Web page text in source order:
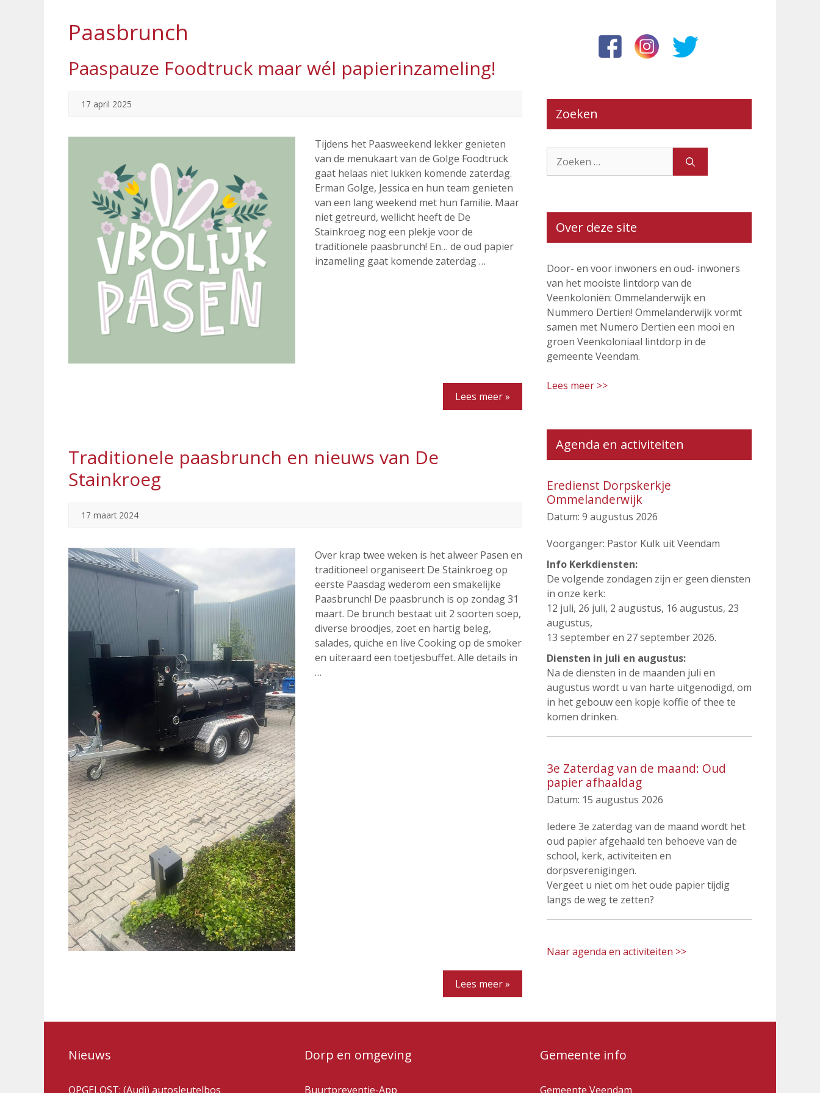
Paasbrunch
Paaspauze Foodtruck maar wél papierinzameling!
17 april 2025
Tijdens het Paasweekend lekker genieten
van de menukaart van de Golge Foodtruck
gaat helaas niet lukken komende zaterdag.
Erman Golge, Jessica en hun team genieten
van een lang weekend met hun familie. Maar
niet getreurd, wellicht heeft de De
Stainkroeg nog een plekje voor de
traditionele paasbrunch! En… de oud papier
inzameling gaat komende zaterdag …
Lees meer »
Traditionele paasbrunch en nieuws van De
Stainkroeg
17 maart 2024
Over krap twee weken is het alweer Pasen en
traditioneel organiseert De Stainkroeg op
eerste Paasdag wederom een smakelijke
Paasbrunch! De paasbrunch is op zondag 31
maart. De brunch bestaat uit 2 soorten soep,
diverse broodjes, zoet en hartig beleg,
salades, quiche en live Cooking op de smoker
en uiteraard een toetjesbuffet. Alle details in
…
Lees meer »
Zoeken
naar:
Over deze site
Door- en voor inwoners en oud- inwoners
van het mooiste lintdorp van de
Veenkoloniën: Ommelanderwijk en
Nummero Dertien! Ommelanderwijk vormt
samen met Numero Dertien een mooi en
groen Veenkoloniaal lintdorp in de
gemeente Veendam.
Lees meer >>
Agenda en activiteiten
Eredienst Dorpskerkje
Ommelanderwijk
Datum: 9 augustus 2026
Voorganger: Pastor Kulk uit Veendam
Info Kerkdiensten:
De volgende zondagen zijn er geen diensten
in onze kerk:
12 juli, 26 juli, 2 augustus, 16 augustus, 23
augustus,
13 september en 27 september 2026.
Diensten in juli en augustus:
Na de diensten in de maanden juli en
augustus wordt u van harte uitgenodigd, om
in het gebouw een kopje koffie of thee te
komen drinken.
3e Zaterdag van de maand: Oud
papier afhaaldag
Datum: 15 augustus 2026
Iedere 3e zaterdag van de maand wordt het
oud papier afgehaald ten behoeve van de
school, kerk, activiteiten en
dorpsverenigingen.
Vergeet u niet om het oude papier tijdig
langs de weg te zetten?
Naar agenda en activiteiten >>
Nieuws
OPGELOST: (Audi) autosleutelbos
Dorp en omgeving
Buurtpreventie-App
Gemeente info
Gemeente Veendam